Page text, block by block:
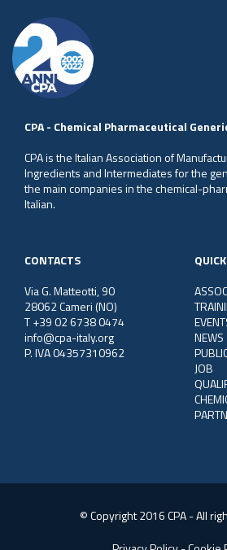
CPA - Chemical Pharmaceutical
CPA is the Italian Association of
Ingredients and Intermediates for the
the main companies in the chemical-
Italian.
CONTACTS
Via G. Matteotti, 90
28062 Cameri (NO)
T +39 02 6738 0474
info@cpa-italy.org
P. IVA 04357310962
NEWS
JOB
© Copyright 2016 CPA - All